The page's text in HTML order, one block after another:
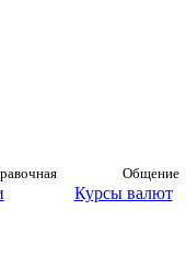
Общение
Курсы валют